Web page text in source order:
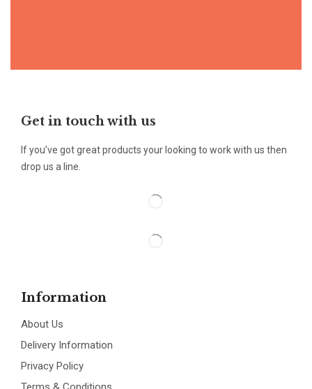
Get in touch with us
If you’ve got great products your looking to work with us then
drop us a line.
Information
About Us
Delivery Information
Privacy Policy